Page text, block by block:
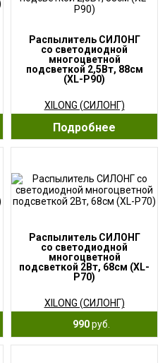
Распылитель СИЛОНГ
со светодиодной
многоцветной
подсветкой 2,5Вт, 88см
(XL-P90)
XILONG (СИЛОНГ)
Подробнее
Распылитель СИЛОНГ
со светодиодной
многоцветной
подсветкой 2Вт, 68см (XL-
P70)
XILONG (СИЛОНГ)
990руб.